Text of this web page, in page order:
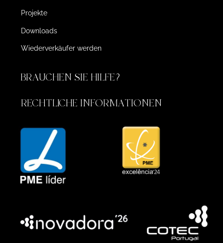
Projekte
Downloads
Wiederverkäufer werden
BRAUCHEN SIE HILFE?
RECHTLICHE INFORMATIONEN